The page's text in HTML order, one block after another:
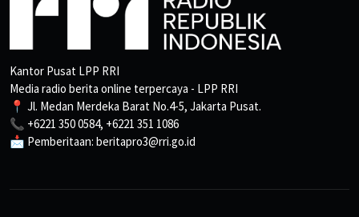
Kantor Pusat LPP RRI
Media radio berita online terpercaya - LPP RRI
📍 Jl. Medan Merdeka Barat No.4-5, Jakarta Pusat.
📞 +6221 350 0584, +6221 351 1086
📩 Pemberitaan: beritapro3@rri.go.id